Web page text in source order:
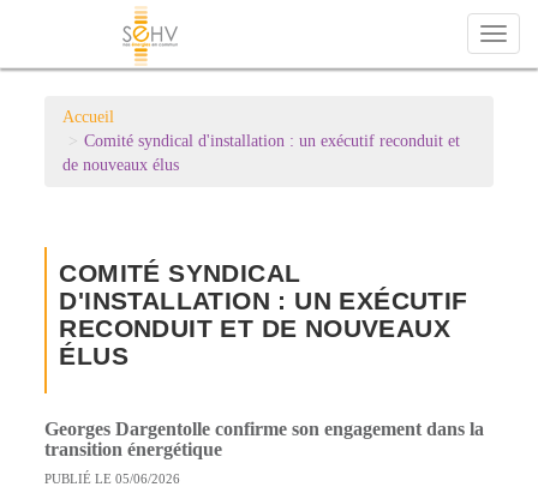
Toggle
Accueil
Comité syndical d'installation : un exécutif reconduit et
de nouveaux élus
COMITÉ SYNDICAL
D'INSTALLATION : UN EXÉCUTIF
RECONDUIT ET DE NOUVEAUX
ÉLUS
Georges Dargentolle confirme son engagement dans la
transition énergétique
PUBLIÉ LE 05/06/2026